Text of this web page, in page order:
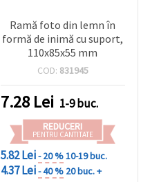
Ramă foto din lemn în
formă de inimă cu suport,
110x85x55 mm
COD: 831945
7.28 Lei 1-9 buc.
REDUCERI
PENTRU CANTITATE
5.82 Lei- 20 %10-19 buc.
4.37 Lei- 40 % 20 buc. +